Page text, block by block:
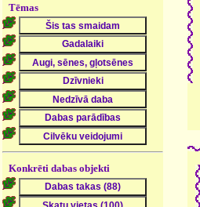
Tēmas
Konkrēti dabas objekti